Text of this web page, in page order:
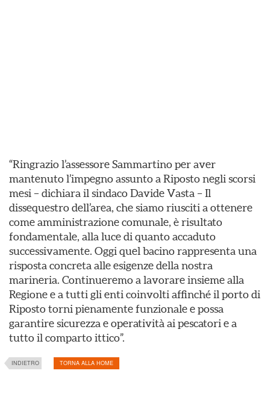
“Ringrazio l’assessore Sammartino per aver
mantenuto l’impegno assunto a Riposto negli scorsi
mesi – dichiara il sindaco Davide Vasta – Il
dissequestro dell’area, che siamo riusciti a ottenere
come amministrazione comunale, è risultato
fondamentale, alla luce di quanto accaduto
successivamente. Oggi quel bacino rappresenta una
risposta concreta alle esigenze della nostra
marineria. Continueremo a lavorare insieme alla
Regione e a tutti gli enti coinvolti affinché il porto di
Riposto torni pienamente funzionale e possa
garantire sicurezza e operatività ai pescatori e a
tutto il comparto ittico”.
INDIETRO TORNA ALLA HOME